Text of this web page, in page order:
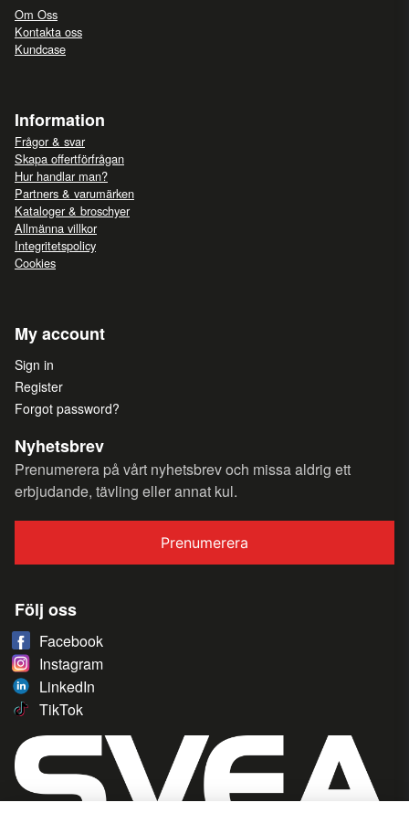
Om Oss
Kontakta oss
Kundcase
Information
Frågor & svar
Skapa offertförfrågan
Hur handlar man?
Partners & varumärken
Kataloger & broschyer
Allmänna villkor
Integritetspolicy
Cookies
My account
Sign in
Register
Forgot password?
Nyhetsbrev
Prenumerera på vårt nyhetsbrev och missa aldrig ett
erbjudande, tävling eller annat kul.
Prenumerera
Följ oss
Facebook
Instagram
LinkedIn
TikTok